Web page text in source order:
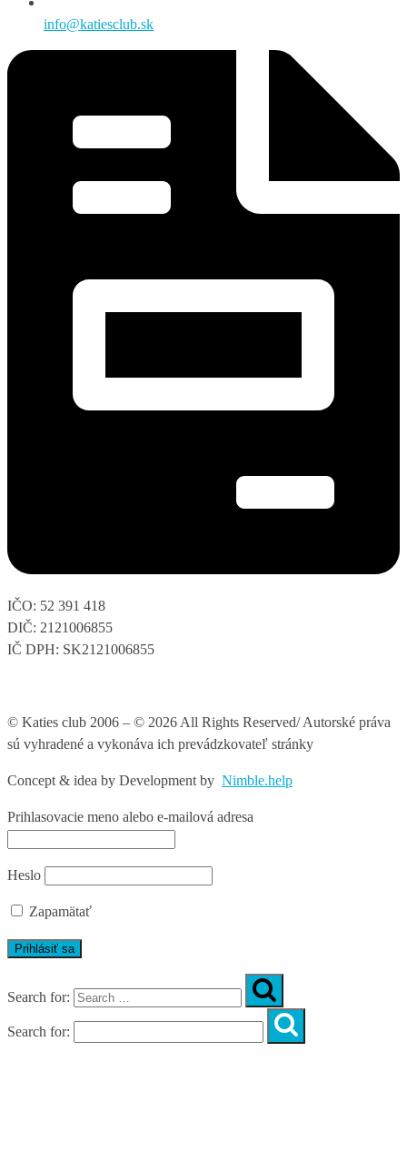
info@katiesclub.sk
IČO: 52 391 418
DIČ: 2121006855
IČ DPH: SK2121006855
© Katies club 2006 – © 2026 All Rights Reserved/ Autorské práva
sú vyhradené a vykonáva ich prevádzkovateľ stránky
Concept & idea by Development by Nimble.help
Prihlasovacie meno alebo e-mailová adresa
Heslo
Zapamätať
Search for:
Search for: